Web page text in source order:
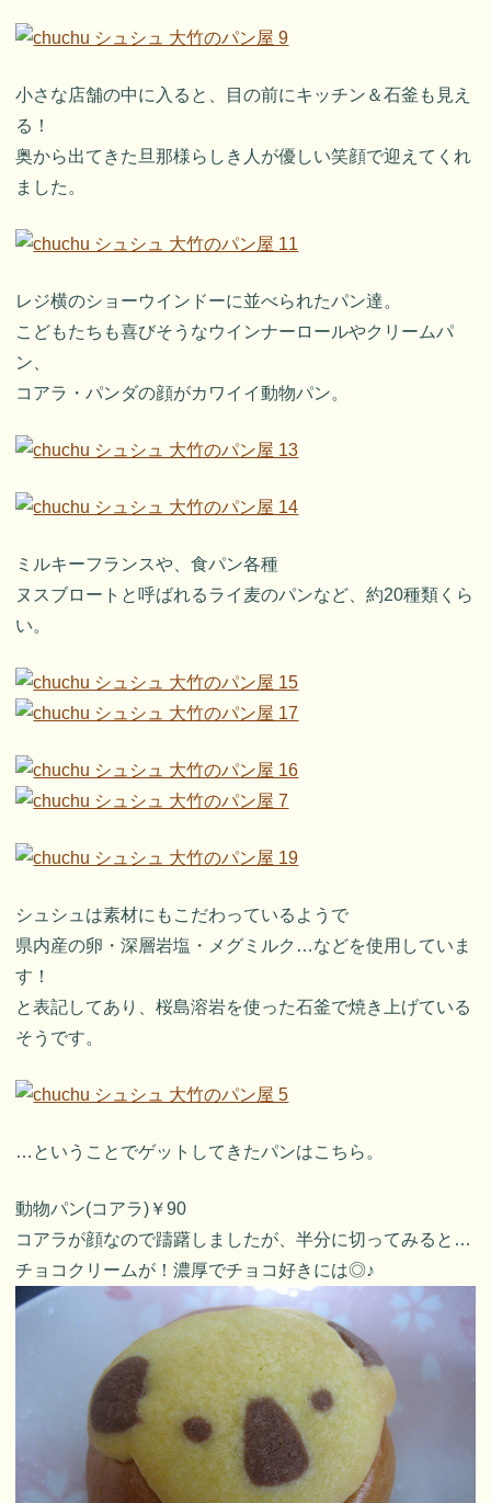
小さな店舗の中に入ると、目の前にキッチン＆石釜も見え
る！
奥から出てきた旦那様らしき人が優しい笑顔で迎えてくれ
ました。
レジ横のショーウインドーに並べられたパン達。
こどもたちも喜びそうなウインナーロールやクリームパ
ン、
コアラ・パンダの顔がカワイイ動物パン。
ミルキーフランスや、食パン各種
ヌスブロートと呼ばれるライ麦のパンなど、約20種類くら
い。
シュシュは素材にもこだわっているようで
県内産の卵・深層岩塩・メグミルク…などを使用していま
す！
と表記してあり、桜島溶岩を使った石釜で焼き上げている
そうです。
…ということでゲットしてきたパンはこちら。
動物パン(コアラ)￥90
コアラが顔なので躊躇しましたが、半分に切ってみると…
チョコクリームが！濃厚でチョコ好きには◎♪